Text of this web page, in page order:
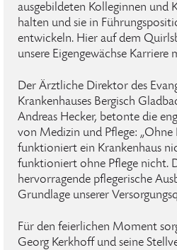
ausgebildeten Kolleginnen und
halten und sie in
entwickeln. Hier auf dem
unsere Eigengewächse Karriere
Der Ärztliche Direktor des
Krankenhauses Bergisch
Andreas Hecker, betonte die
von Medizin und Pflege: „Ohne
funktioniert ein Krankenhaus
funktioniert ohne Pflege nicht.
hervorragende pflegerische
Grundlage unserer
Für den feierlichen Moment
Georg Kerkhoff und seine